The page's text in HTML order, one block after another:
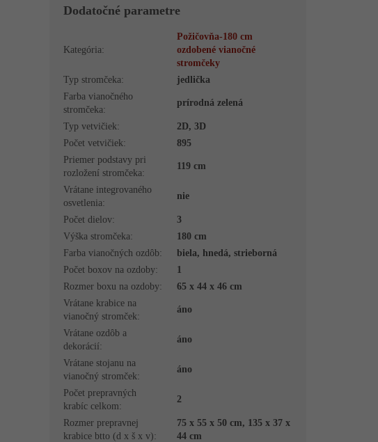
Dodatočné parametre
Kategória:
Požičovňa-180 cm
ozdobené vianočné
stromčeky
Typ stromčeka:
jedlička
Farba vianočného
stromčeka:
prírodná zelená
Typ vetvičiek:
2D, 3D
Počet vetvičiek:
895
Priemer podstavy pri
rozložení stromčeka:
119 cm
Vrátane integrovaného
osvetlenia:
nie
Počet dielov:
3
Výška stromčeka:
180 cm
Farba vianočných ozdôb:
biela, hnedá, strieborná
Počet boxov na ozdoby:
1
Rozmer boxu na ozdoby:
65 x 44 x 46 cm
Vrátane krabice na
vianočný stromček:
áno
Vrátane ozdôb a
dekorácií:
áno
Vrátane stojanu na
vianočný stromček:
áno
Počet prepravných
krabíc celkom:
2
Rozmer prepravnej
krabice btto (d x š x v):
75 x 55 x 50 cm, 135 x 37 x
44 cm